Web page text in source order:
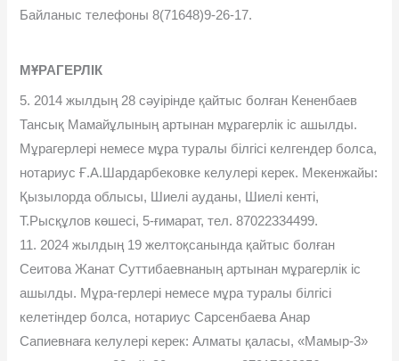
Байланыс телефоны 8(71648)9-26-17.
МҰРАГЕРЛІК
5. 2014 жылдың 28 сəуірінде қайтыс болған Кененбаев
Тансық Мамайұлының артынан мұрагерлік іс ашылды.
Мұрагерлері немесе мұра туралы білгісі келгендер болса,
нотариус Ғ.А.Шардарбековке келулері керек. Мекенжайы:
Қызылорда облысы, Шиелі ауданы, Шиелі кенті,
Т.Рысқұлов көшесі, 5-ғимарат, тел. 87022334499.
11. 2024 жылдың 19 желтоқсанында қайтыс болған
Сеитова Жанат Суттибаевнаның артынан мұрагерлік іс
ашылды. Мұра-герлері немесе мұра туралы білгісі
келетіндер болса, нотариус Сарсенбаева Анар
Сапиевнаға келулері керек: Алматы қаласы, «Мамыр-3»